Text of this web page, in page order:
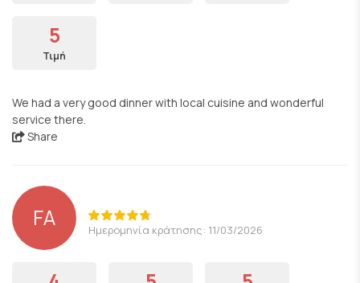
5
Τιμή
We had a very good dinner with local cuisine and wonderful
service there.
Share
FA Ημερομηνία κράτησης: 11/03/2026